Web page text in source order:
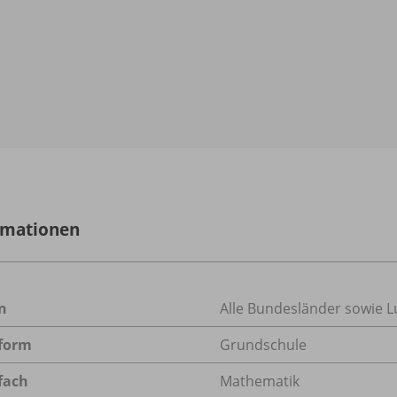
Alle Bundesländer sowie
Grundschule
Mathematik